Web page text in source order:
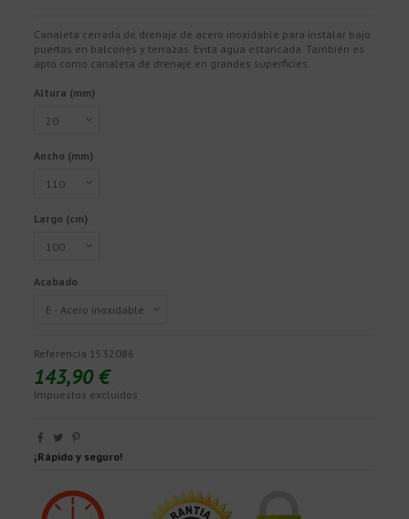
Canaleta cerrada de drenaje de acero inoxidable para instalar bajo
puertas en balcones y terrazas. Evita agua estancada. También es
apto como canaleta de drenaje en grandes superficies.
Altura (mm)
Ancho (mm)
Largo (cm)
Acabado
Referencia 1532086
143,90 €
Impuestos excluidos
¡Rápido y seguro!